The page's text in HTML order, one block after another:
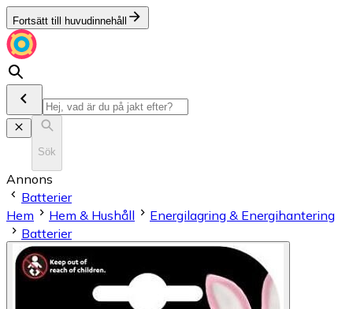
Fortsätt till huvudinnehåll
Sök
Annons
Batterier
Hem
Hem & Hushåll
Energilagring & Energihantering
Batterier